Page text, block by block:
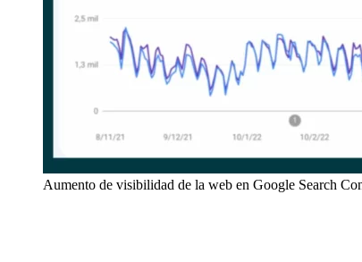
Aumento de visibilidad de la web en Google Search